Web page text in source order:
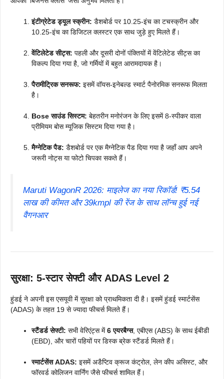
इंटीग्रेटेड ड्यूल स्क्रीन: डैशबोर्ड पर 10.25-इंच का टचस्क्रीन और
10.25-इंच का डिजिटल क्लस्टर एक साथ जुड़े हुए मिलते हैं।
वेंटिलेटेड सीट्स: पहली और दूसरी दोनों पंक्तियों में वेंटिलेटेड सीट्स का
विकल्प दिया गया है, जो गर्मियों में बहुत आरामदायक है।
पैरामीट्रिक सनरूफ: इसमें वॉयस-इनेबल्ड स्मार्ट पैनोरमिक सनरूफ मिलता
है।
Bose साउंड सिस्टम: बेहतरीन मनोरंजन के लिए इसमें 8-स्पीकर वाला
प्रीमियम बोस म्यूजिक सिस्टम दिया गया है।
मैग्नेटिक पैड: डैशबोर्ड पर एक मैग्नेटिक पैड दिया गया है जहाँ आप अपने
जरूरी नोट्स या फोटो चिपका सकते हैं।
Maruti WagonR 2026: माइलेज का नया रिकॉर्ड! ₹5.54
लाख की कीमत और 39kmpl की रेंज के साथ लॉन्च हुई नई
वैगनआर
सुरक्षा: 5-स्टार सेफ्टी और ADAS Level 2
हुंडई ने अपनी इस एसयूवी में सुरक्षा को प्राथमिकता दी है। इसमें हुंडई स्मार्टसेंस
(ADAS) के तहत 19 से ज्यादा फीचर्स मिलते हैं।
स्टैंडर्ड सेफ्टी: सभी वेरिएंट्स में6 एयरबैग्स, एबीएस (ABS) के साथ ईबीडी
(EBD), और चारों पहियों पर डिस्क ब्रेक स्टैंडर्ड मिलते हैं।
स्मार्टसेंस ADAS: इसमें अडैप्टिव क्रूज कंट्रोल, लेन कीप असिस्ट, और
फॉरवर्ड कोलिजन वार्निंग जैसे फीचर्स शामिल हैं।